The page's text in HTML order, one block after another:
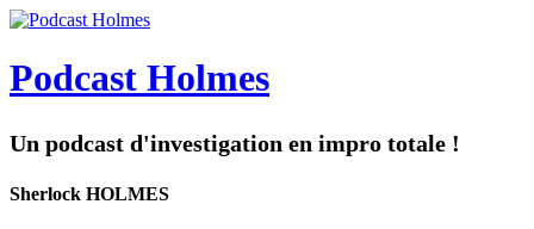
Podcast Holmes
Un podcast d'investigation en impro totale !
Sherlock HOLMES